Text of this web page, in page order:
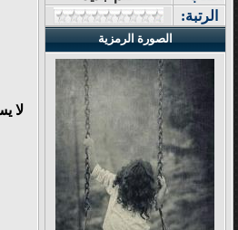
الرتبة:
الصورة الرمزية
لا